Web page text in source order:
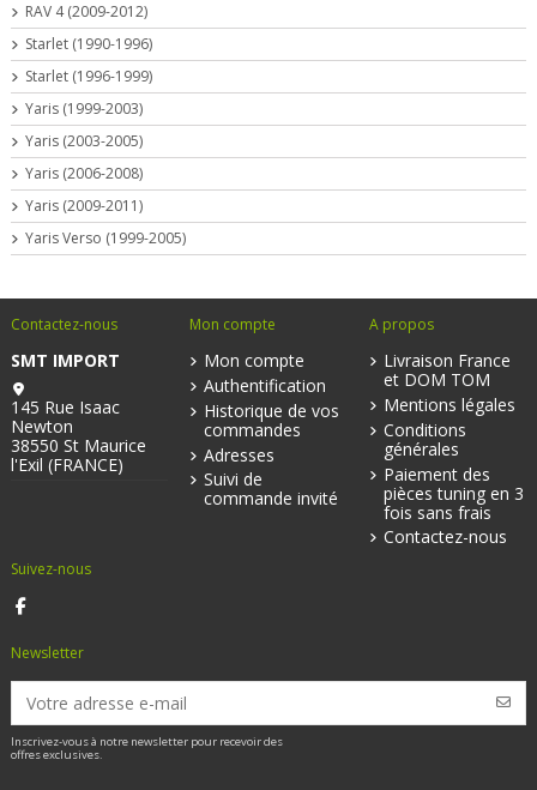
RAV 4 (2009-2012)
Starlet (1990-1996)
Starlet (1996-1999)
Yaris (1999-2003)
Yaris (2003-2005)
Yaris (2006-2008)
Yaris (2009-2011)
Yaris Verso (1999-2005)
Contactez-nous
SMT IMPORT
145 Rue Isaac
Newton
38550 St Maurice
l'Exil (FRANCE)
Mon compte
Mon compte
Authentification
Historique de vos
commandes
Adresses
Suivi de
commande invité
A propos
Livraison France
et DOM TOM
Mentions légales
Conditions
générales
Paiement des
pièces tuning en 3
fois sans frais
Contactez-nous
Suivez-nous
Newsletter
Inscrivez-vous à notre newsletter pour recevoir des
offres exclusives.